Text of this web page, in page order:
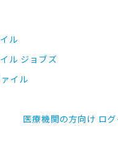
ル
ル ジョブズ
イル
医療機関の方向け ロ